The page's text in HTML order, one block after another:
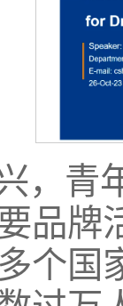
，青
品牌
个国